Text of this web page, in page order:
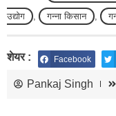
उद्योग गन्ना किसान
शेयर : Facebook
Pankaj Singh